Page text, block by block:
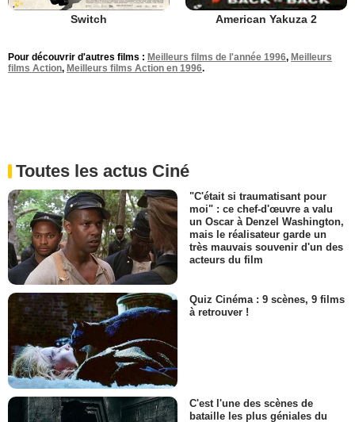
Switch American Yakuza 2
Pour découvrir d'autres films : Meilleurs films de l'année 1996, Meilleurs
films Action, Meilleurs films Action en 1996.
Toutes les actus Ciné
"C'était si traumatisant pour
moi" : ce chef-d'œuvre a valu
un Oscar à Denzel Washington,
mais le réalisateur garde un
très mauvais souvenir d'un des
acteurs du film
Quiz Cinéma : 9 scènes, 9 films
à retrouver !
C'est l'une des scènes de
bataille les plus géniales du